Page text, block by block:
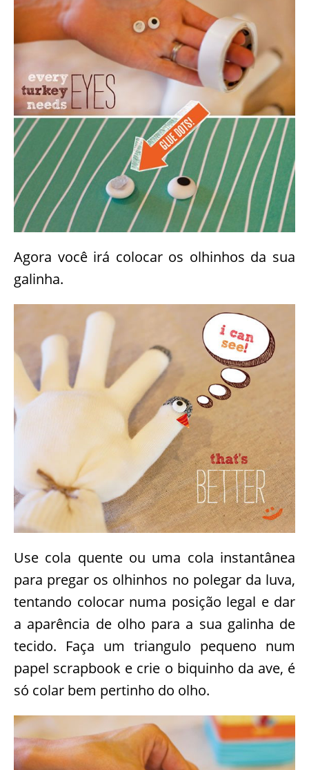
Você deverá ter uma composição igual a
esta da foto.
Agora você irá colocar os olhinhos da sua
galinha.